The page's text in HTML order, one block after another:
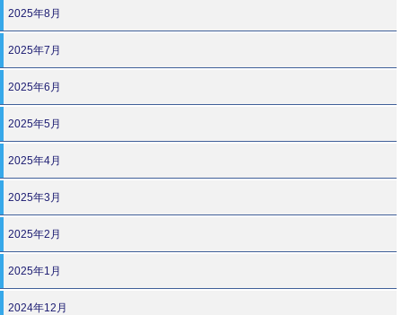
2025年8月
2025年7月
2025年6月
2025年5月
2025年4月
2025年3月
2025年2月
2025年1月
2024年12月